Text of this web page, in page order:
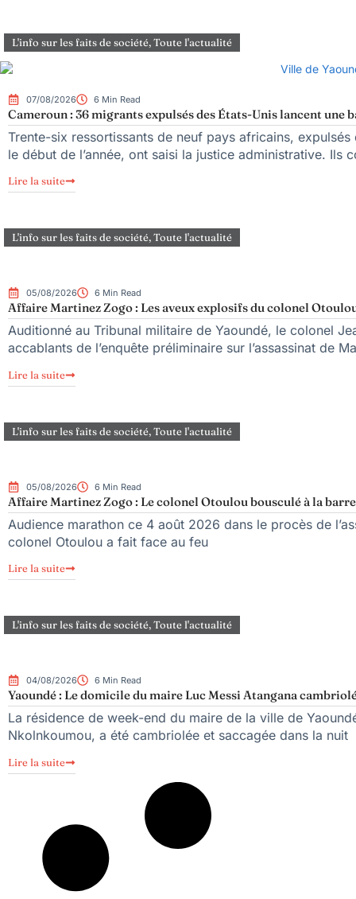
L'info sur les faits de société,Toute l'actualité
07/08/2026 6 Min Read
Cameroun : 36 migrants expulsés des États-Unis lancent
Trente-six ressortissants de neuf pays africains,
le début de l’année, ont saisi la justice administrative. Ils
Lire la suite
L'info sur les faits de société,Toute l'actualité
05/08/2026 6 Min Read
Affaire Martinez Zogo : Les aveux explosifs du colonel
Auditionné au Tribunal militaire de Yaoundé, le colonel
accablants de l’enquête préliminaire sur l’assassinat de
Lire la suite
L'info sur les faits de société,Toute l'actualité
05/08/2026 6 Min Read
Affaire Martinez Zogo : Le colonel Otoulou bousculé à la barre
Audience marathon ce 4 août 2026 dans le procès de
colonel Otoulou a fait face au feu
Lire la suite
L'info sur les faits de société,Toute l'actualité
04/08/2026 6 Min Read
Yaoundé : Le domicile du maire Luc Messi Atangana
La résidence de week-end du maire de la ville de
Nkolnkoumou, a été cambriolée et saccagée dans la nuit
Lire la suite